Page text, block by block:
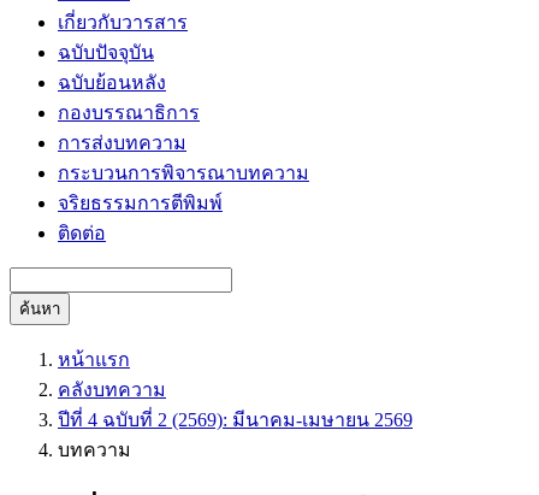
เกี่ยวกับวารสาร
ฉบับปัจจุบัน
ฉบับย้อนหลัง
กองบรรณาธิการ
การส่งบทความ
กระบวนการพิจารณาบทความ
จริยธรรมการตีพิมพ์
ติดต่อ
ค้นหา
หน้าแรก
คลังบทความ
ปีที่ 4 ฉบับที่ 2 (2569): มีนาคม-เมษายน 2569
บทความ